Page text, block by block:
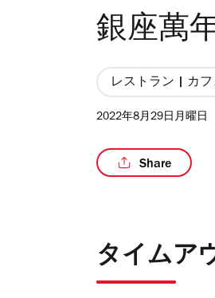
銀座萬
レストラン | カ
2022年8月29日月曜日
Share
タイムア